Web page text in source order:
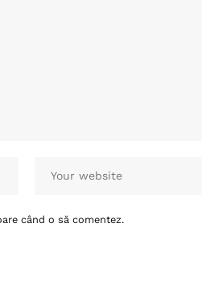
când o să comentez.